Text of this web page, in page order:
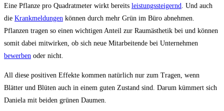
Eine Pflanze pro Quadratmeter wirkt bereits leistungssteigernd
. Und auch
die Krankmeldungen können durch mehr Grün im Büro abnehmen.
Pflanzen tragen so einen wichtigen Anteil zur Raumästhetik bei und können
somit dabei mitwirken, ob sich neue Mitarbeitende bei Unternehmen
bewerben oder nicht.
All diese positiven Effekte kommen natürlich nur zum Tragen, wenn
Blätter und Blüten auch in einem guten Zustand sind. Darum kümmert sich
Daniela mit beiden grünen Daumen.